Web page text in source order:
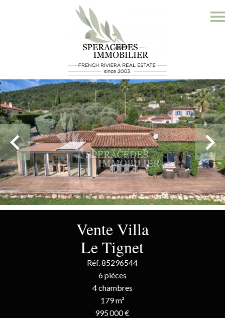
Vente Villa
Le Tignet
Réf. 85296544
6 pièces
4 chambres
179 m²
995 000 €